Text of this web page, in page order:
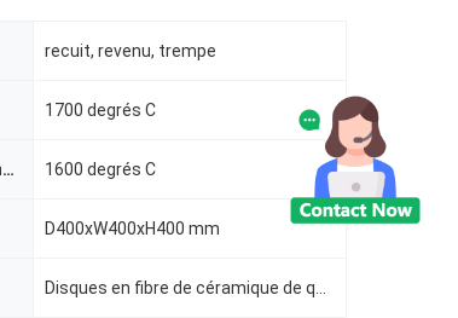
recuit, revenu, trempe
1700 degrés C
température de fonctionnement 1600 degrés C
D400xW400xH400 mm